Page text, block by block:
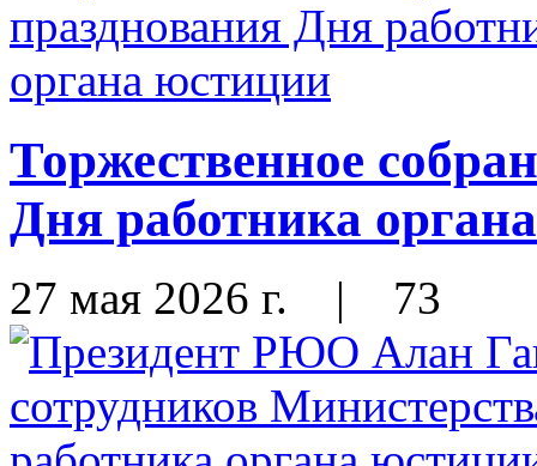
Торжественное
Дня работника
27 мая 2026 г. | 73